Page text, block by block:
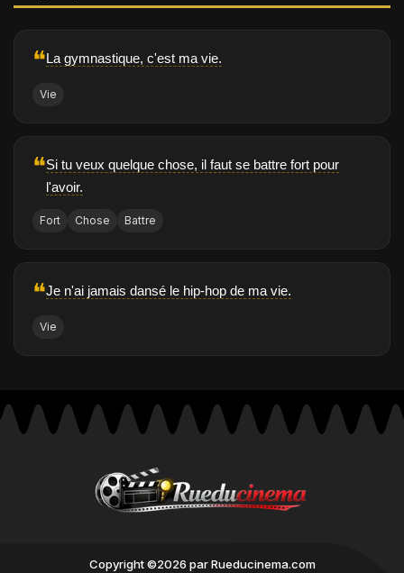
❝La gymnastique, c'est ma vie.
Vie
❝Si tu veux quelque chose, il faut se battre fort pour
l'avoir.
Fort Chose Battre
❝Je n'ai jamais dansé le hip-hop de ma vie.
Vie
Copyright ©2026 par Rueducinema.com